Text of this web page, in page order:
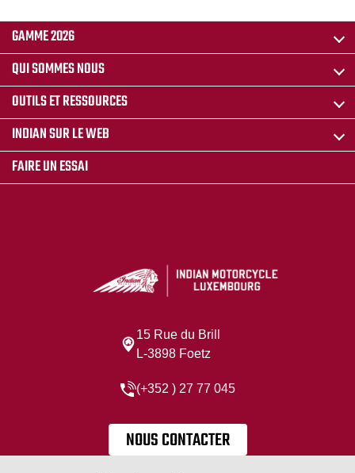
GAMME 2026
QUI SOMMES NOUS
OUTILS ET RESSOURCES
INDIAN SUR LE WEB
FAIRE UN ESSAI
15 Rue du Brill
L-3898 Foetz
(+352 ) 27 77 045
NOUS CONTACTER